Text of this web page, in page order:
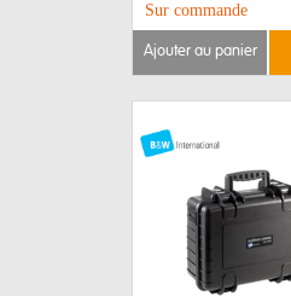
Sur commande
ajouter au panier